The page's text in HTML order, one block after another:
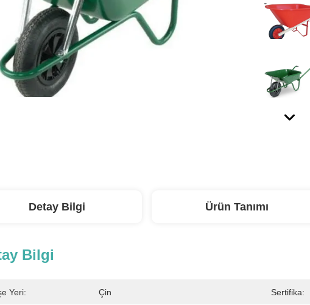
Detay Bilgi Ürün Tanımı
Bilgi
Yeri: Çin Sertifika: